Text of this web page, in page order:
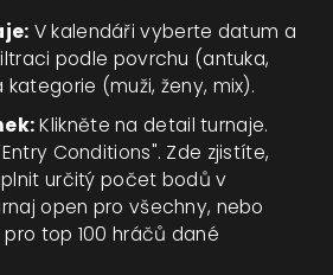
V kalendáři vyberte datum a
podle povrchu (antuka,
(muži, ženy, mix).
Klikněte na detail turnaje.
Conditions". Zde zjistíte,
určitý počet bodů v
open pro všechny, nebo
top 100 hráčů dané